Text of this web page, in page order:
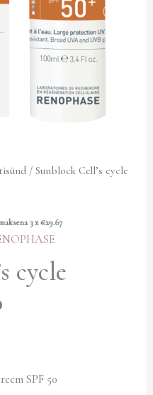
/ Sunblock Cell’s cycle
3 x€29.67
cycle
SPF 50